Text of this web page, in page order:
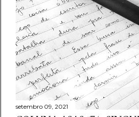
setembro 09, 2021